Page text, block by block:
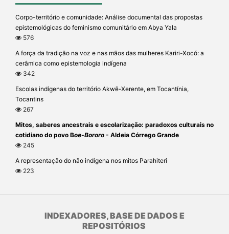
Corpo-território e comunidade: Análise documental das propostas
epistemológicas do feminismo comunitário em Abya Yala
576
A força da tradição na voz e nas mãos das mulheres Kariri-Xocó: a
cerâmica como epistemologia indígena
342
Escolas indígenas do território Akwẽ-Xerente, em Tocantínia,
Tocantins
267
Mitos, saberes ancestrais e escolarização: paradoxos culturais no
cotidiano do povo Boe-Bororo - Aldeia Córrego Grande
245
A representação do não indígena nos mitos Parahiteri
223
INDEXADORES, BASE DE DADOS E
REPOSITÓRIOS